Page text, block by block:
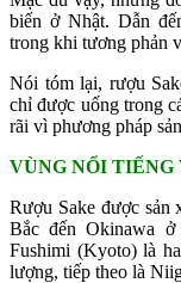
biến ở Nhật. Dẫn
trong khi tương phản
Nói tóm lại, rượu
chỉ được uống trong
rãi vì phương pháp
VÙNG NỔI TIẾNG
Rượu Sake được sản
Bắc đến Okinawa
Fushimi (Kyoto) là
lượng, tiếp theo là